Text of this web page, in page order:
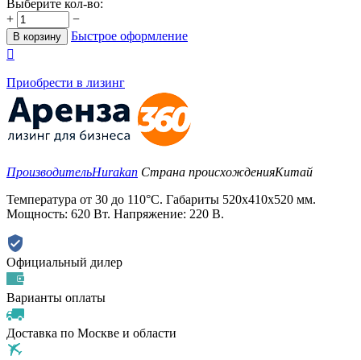
Выберите кол-во:
+
−
В корзину
Быстрое оформление

Приобрести в лизинг
ПроизводительHurakan Страна происхожденияКитай
Температура от 30 до 110°C. Габариты 520x410x520 мм.
Мощность: 620 Вт. Напряжение: 220 В.
Официальный дилер
Варианты оплаты
Доставка по Москве и области